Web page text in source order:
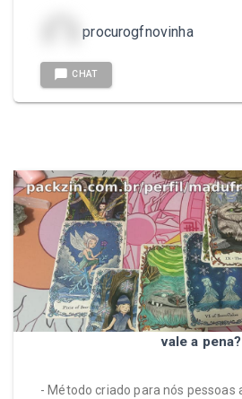
procurogfnovinha
CHAT
vale a pena?
- Método criado para nós pessoas